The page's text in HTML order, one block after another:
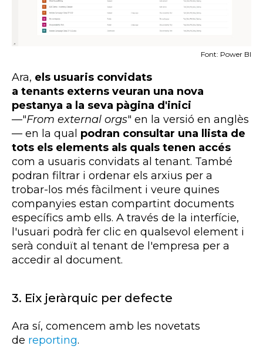
Font: Power BI
Ara, els usuaris convidats
a tenants externs veuran una nova
pestanya a la seva pàgina d'inici
—"From external orgs" en la versió en anglès
— en la qual podran consultar una llista de
tots els elements als quals tenen accés
com a usuaris convidats al tenant. També
podran filtrar i ordenar els arxius per a
trobar-los més fàcilment i veure quines
companyies estan compartint documents
específics amb ells. A través de la interfície,
l'usuari podrà fer clic en qualsevol element i
serà conduït al tenant de l'empresa per a
accedir al document.
3. Eix jeràrquic per defecte
Ara sí, comencem amb les novetats
de reporting.